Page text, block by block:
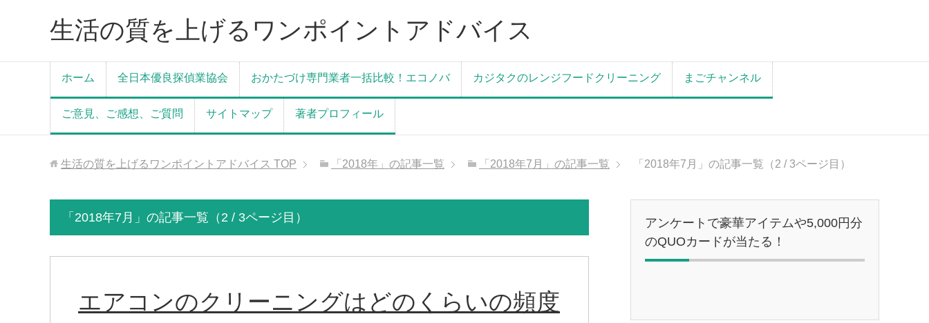
生活の質を上げるワンポイントアドバイス
ホーム 全日本優良探偵業協会 おかたづけ専門業者一括比較！エコノバ カジタクのレンジフードクリーニング まごチャンネル
ご意見、ご感想、ご質問 サイトマップ 著者プロフィール
生活の質を上げるワンポイントアドバイス TOP 「2018年」の記事一覧 「2018年7月」の記事一覧 「2018年7月」の記事一覧（2 / 3ページ目）
「2018年7月」の記事一覧（2 / 3ページ目）
エアコンのクリーニングはどのくらいの頻度
アンケートで豪華アイテムや5,000円分
のQUOカードが当たる！